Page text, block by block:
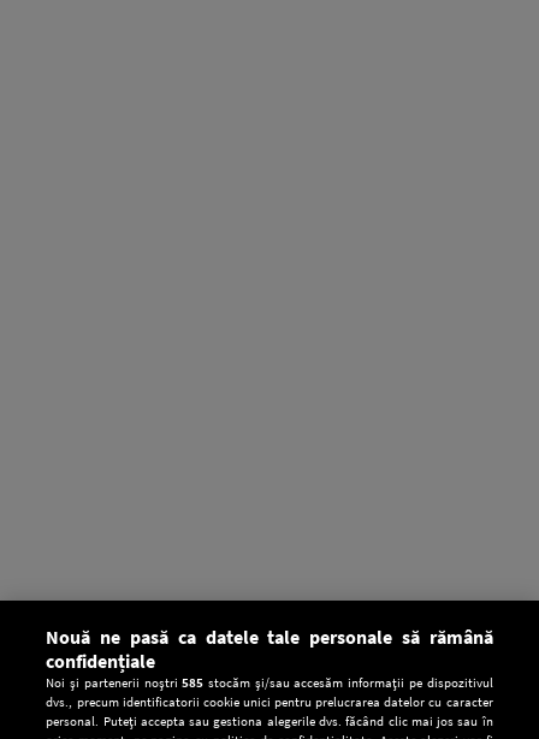
Nouă ne pasă ca datele tale personale să rămână
confidențiale
Noi și partenerii noștri585 stocăm și/sau accesăm informații pe dispozitivul
dvs., precum identificatorii cookie unici pentru prelucrarea datelor cu caracter
personal. Puteți accepta sau gestiona alegerile dvs. făcând clic mai jos sau în